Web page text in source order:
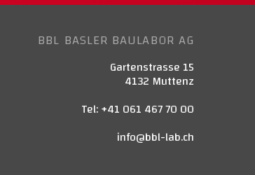
BBL BASLER BAULABOR AG
Gartenstrasse 15
4132 Muttenz
Tel: +41 061 467 70 00
info@bbl-lab.ch